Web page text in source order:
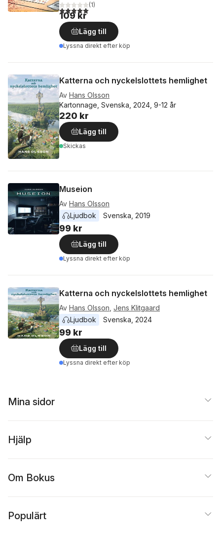
5,0utav 5 stjärnor. Totalt antal röster:
(1)
109 kr
Lägg till
Lyssna direkt efter köp
Katterna och nyckelslottets hemlighet
Av Hans Olsson
Kartonnage, Svenska, 2024, 9-12 år
220 kr
Lägg till
Skickas
Museion
Av Hans Olsson
Ljudbok
Svenska 2019
99 kr
Lägg till
Lyssna direkt efter köp
Katterna och nyckelslottets hemlighet
Av Hans Olsson Jens Klitgaard
Ljudbok
Svenska 2024
99 kr
Lägg till
Lyssna direkt efter köp
Mina sidor
Hjälp
Om Bokus
Populärt